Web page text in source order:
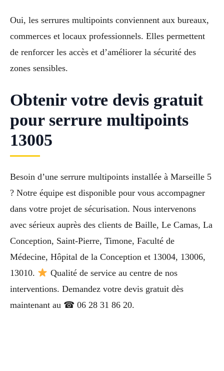
Oui, les serrures multipoints conviennent aux bureaux,
commerces et locaux professionnels. Elles permettent
de renforcer les accès et d’améliorer la sécurité des
zones sensibles.
Obtenir votre devis gratuit
pour serrure multipoints
13005
Besoin d’une serrure multipoints installée à Marseille 5
? Notre équipe est disponible pour vous accompagner
dans votre projet de sécurisation. Nous intervenons
avec sérieux auprès des clients de Baille, Le Camas, La
Conception, Saint-Pierre, Timone, Faculté de
Médecine, Hôpital de la Conception et 13004, 13006,
13010.
Qualité de service au centre de nos
interventions. Demandez votre devis gratuit dès
maintenant au ☎ 06 28 31 86 20.